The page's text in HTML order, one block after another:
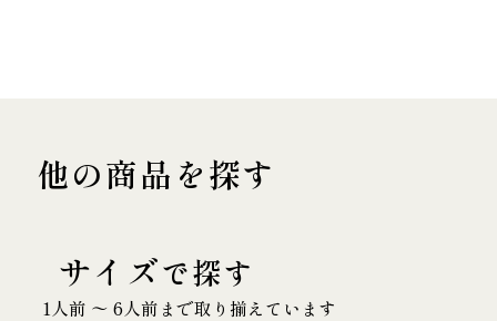
他の商品を探す
サイズで探す
1人前 〜 6人前まで取り揃えています